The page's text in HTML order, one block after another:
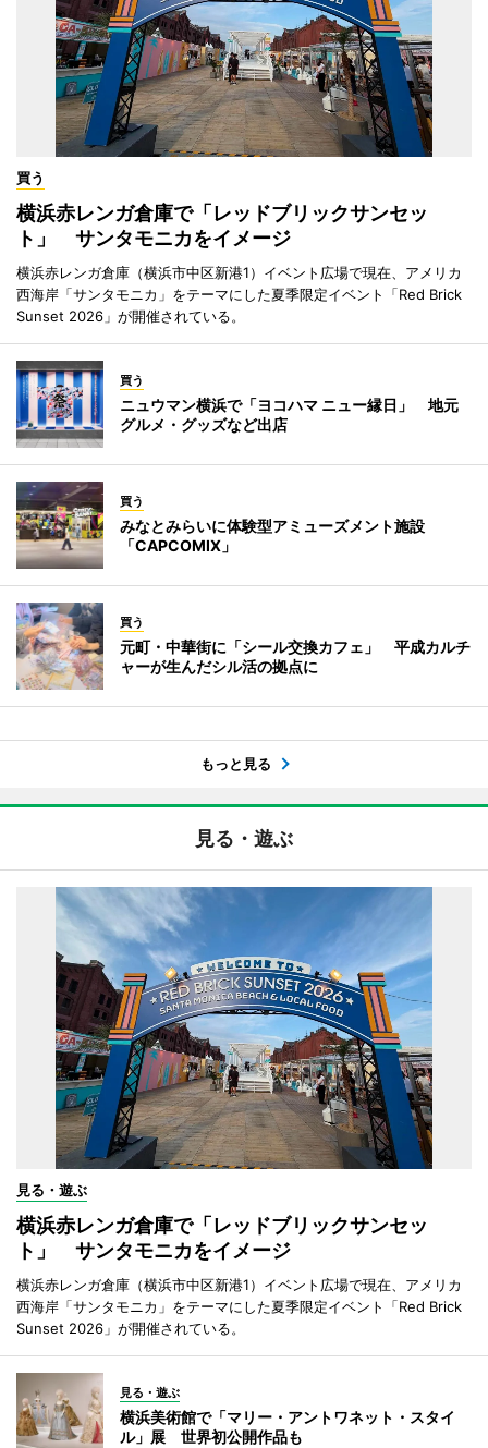
買う
横浜赤レンガ倉庫で「レッドブリックサンセッ
ト」 サンタモニカをイメージ
横浜赤レンガ倉庫（横浜市中区新港1）イベント広場で現在、アメリカ
西海岸「サンタモニカ」をテーマにした夏季限定イベント「Red Brick
Sunset 2026」が開催されている。
買う
ニュウマン横浜で「ヨコハマ ニュー縁日」 地元
グルメ・グッズなど出店
買う
みなとみらいに体験型アミューズメント施設
「CAPCOMIX」
買う
元町・中華街に「シール交換カフェ」 平成カルチ
ャーが生んだシル活の拠点に
もっと見る
見る・遊ぶ
見る・遊ぶ
横浜赤レンガ倉庫で「レッドブリックサンセッ
ト」 サンタモニカをイメージ
横浜赤レンガ倉庫（横浜市中区新港1）イベント広場で現在、アメリカ
西海岸「サンタモニカ」をテーマにした夏季限定イベント「Red Brick
Sunset 2026」が開催されている。
見る・遊ぶ
横浜美術館で「マリー・アントワネット・スタイ
ル」展 世界初公開作品も